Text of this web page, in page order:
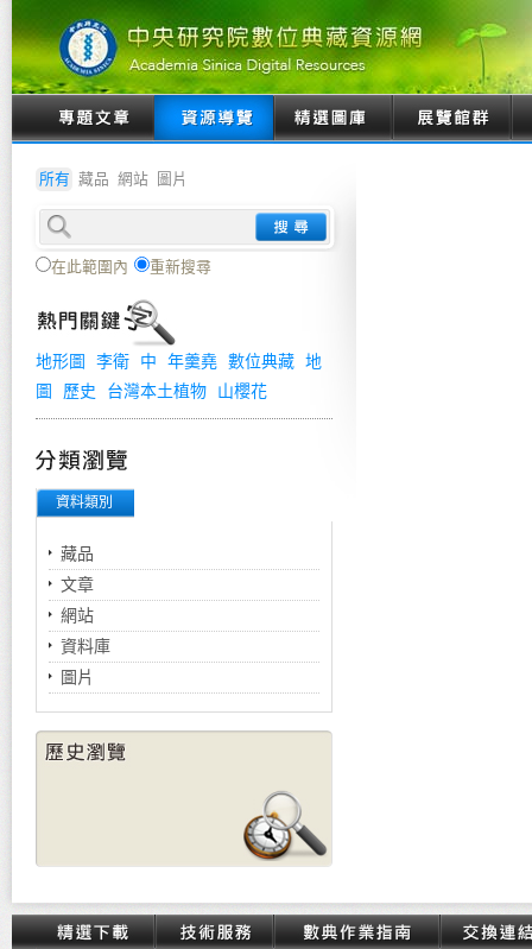
所有 藏品 網站 圖片
在此範圍內 重新搜尋
地形圖 李衛 中 年羹堯 數位典藏 地
圖
歷史 台灣本土植物 山櫻花
資料類別
藏品
文章
網站
資料庫
圖片